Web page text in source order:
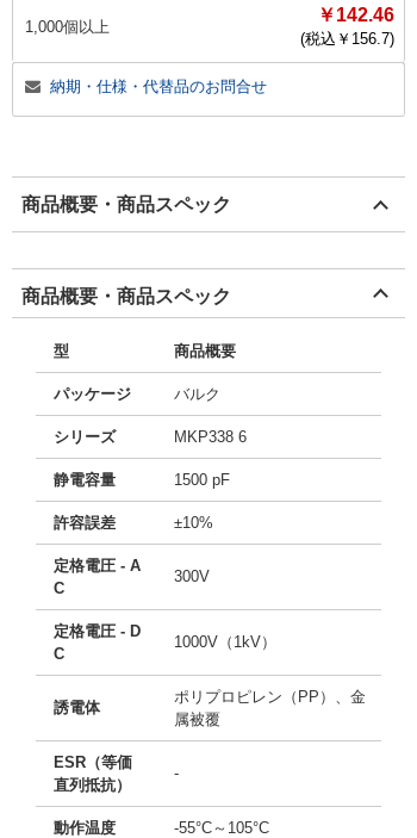
1,000個以上
￥142.46
(税込￥ 156.7)
納期・仕様・代替品のお問合せ
商品概要・商品スペック
商品概要・商品スペック
型 商品概要
パッケージ バルク
シリーズ MKP338 6
静電容量 1500 pF
許容誤差 ±10%
定格電圧 - A
C
300V
定格電圧 - D
C
1000V（1kV）
誘電体
ポリプロピレン（PP）、金
属被覆
ESR（等価
直列抵抗）
-
動作温度 -55°C～105°C